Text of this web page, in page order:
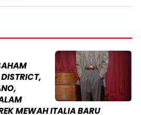
MEWAH ITALIA BARU